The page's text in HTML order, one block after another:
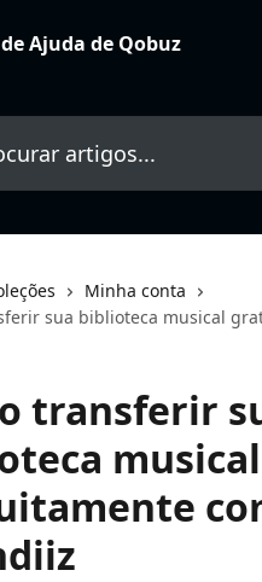
Minha conta
sua biblioteca musical
transferir
musical